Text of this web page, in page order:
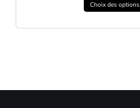
Choix des options